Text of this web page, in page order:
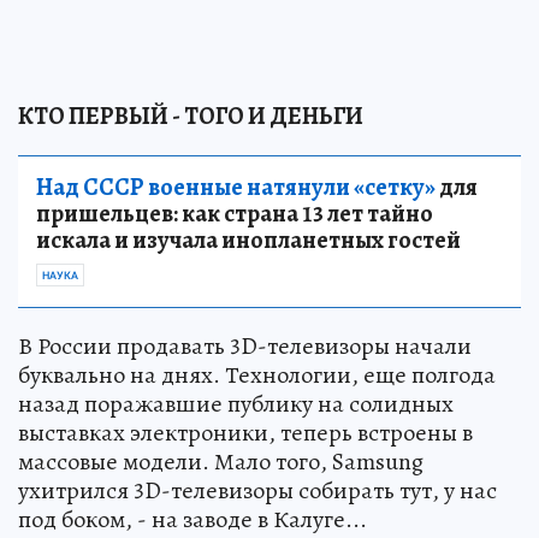
КТО ПЕРВЫЙ - ТОГО И ДЕНЬГИ
Над СССР военные натянули «сетку»для
пришельцев: как страна 13 лет тайно
искала и изучала инопланетных гостей
НАУКА
В России продавать 3D-телевизоры начали
буквально на днях. Технологии, еще полгода
назад поражавшие публику на солидных
выставках электроники, теперь встроены в
массовые модели. Мало того, Samsung
ухитрился 3D-телевизоры собирать тут, у нас
под боком, - на заводе в Калуге...